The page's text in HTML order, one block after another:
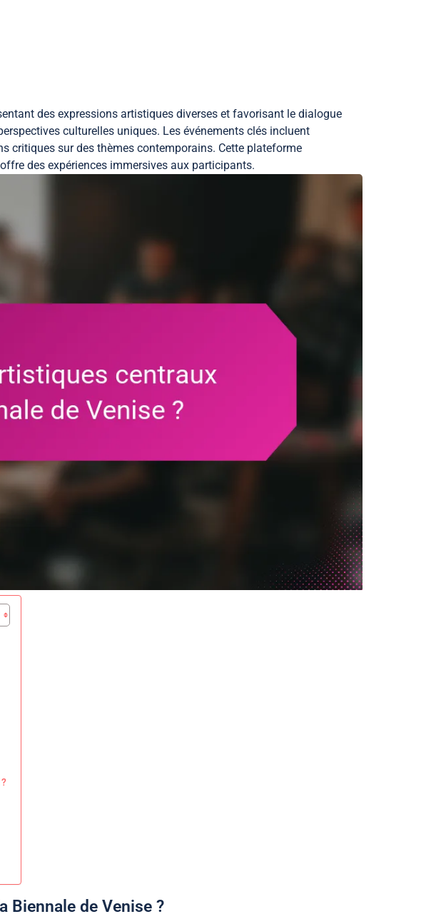
des expressions artistiques diverses et favorisant le dialogue
culturelles uniques. Les événements clés incluent
critiques sur des thèmes contemporains. Cette plateforme
des expériences immersives aux participants.
Biennale de Venise ?